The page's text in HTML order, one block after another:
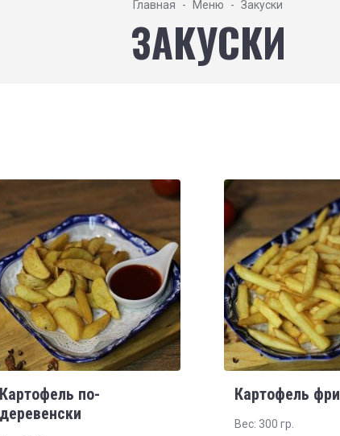
Главная Меню Закуски
ЗАКУСКИ
Картофель по-
деревенски
Картофель фри
Вес: 300 гр.